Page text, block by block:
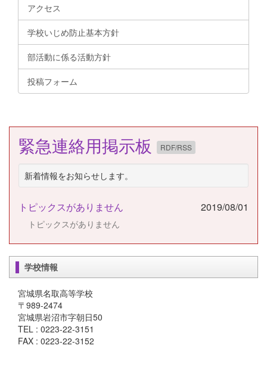
アクセス
学校いじめ防止基本方針
部活動に係る活動方針
投稿フォーム
緊急連絡用掲示板 RDF/RSS
新着情報をお知らせします。
トピックスがありません 2019/08/01
トピックスがありません
学校情報
宮城県名取高等学校
〒989-2474
宮城県岩沼市字朝日50
TEL : 0223-22-3151
FAX : 0223-22-3152